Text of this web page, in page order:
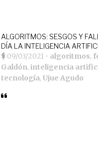
ALGORITMOS: SESGOS Y
DÍA LA INTELIGENCIA
09/03/2021 • algoritmos,
Galdón,inteligencia
tecnología,Ujue Agudo